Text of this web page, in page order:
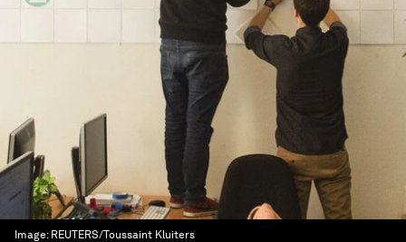
Image: REUTERS/Toussaint Kluiters